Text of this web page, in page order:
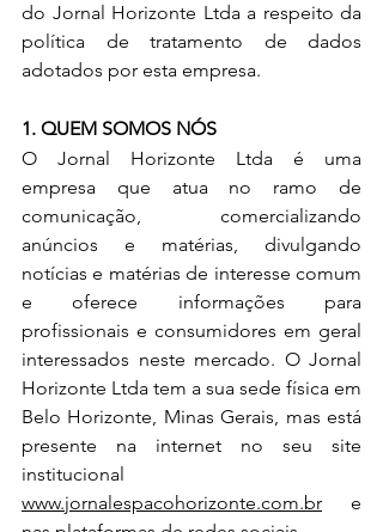
do Jornal Horizonte Ltda a respeito da
política de tratamento de dados
adotados por esta empresa.
1. QUEM SOMOS NÓS
O Jornal Horizonte Ltda é uma
empresa que atua no ramo de
comunicação, comercializando
anúncios e matérias, divulgando
notícias e matérias de interesse comum
e oferece informações para
profissionais e consumidores em geral
interessados neste mercado. O Jornal
Horizonte Ltda tem a sua sede física em
Belo Horizonte, Minas Gerais, mas está
presente na internet no seu site
www.jornalespacohorizonte.com.br e